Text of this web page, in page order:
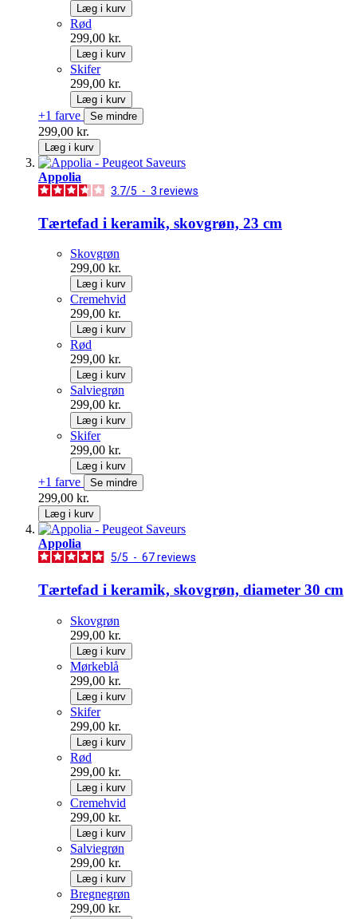
Læg i kurv
Rød
299,00 kr.
Læg i kurv
Skifer
299,00 kr.
Læg i kurv
+1 farve Se mindre
299,00 kr.
Læg i kurv
Appolia
3.7/5 - 3 reviews
Tærtefad i keramik, skovgrøn, 23 cm
Skovgrøn
299,00 kr.
Læg i kurv
Cremehvid
299,00 kr.
Læg i kurv
Rød
299,00 kr.
Læg i kurv
Salviegrøn
299,00 kr.
Læg i kurv
Skifer
299,00 kr.
Læg i kurv
+1 farve Se mindre
299,00 kr.
Læg i kurv
Appolia
5/5 - 67reviews
Tærtefad i keramik, skovgrøn, diameter 30 cm
Skovgrøn
299,00 kr.
Læg i kurv
Mørkeblå
299,00 kr.
Læg i kurv
Skifer
299,00 kr.
Læg i kurv
Rød
299,00 kr.
Læg i kurv
Cremehvid
299,00 kr.
Læg i kurv
Salviegrøn
299,00 kr.
Læg i kurv
Bregnegrøn
299,00 kr.